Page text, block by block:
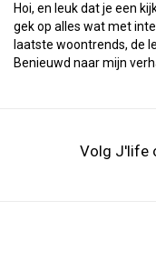
Hoi, en leuk dat je een
gek op alles wat met
laatste woontrends, de
Benieuwd naar mijn
Volg J'life